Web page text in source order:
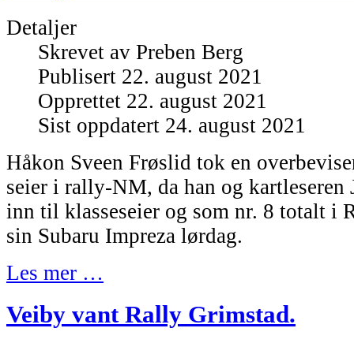
Detaljer
Skrevet av Preben Berg
Publisert 22. august 2021
Opprettet 22. august 2021
Sist oppdatert 24. august 2021
Håkon Sveen Frøslid tok en
seier i rally-NM, da han og
inn til klasseseier og som nr. 8 totalt i
sin Subaru Impreza lørdag.
Les mer …
Veiby vant Rally Grimstad.